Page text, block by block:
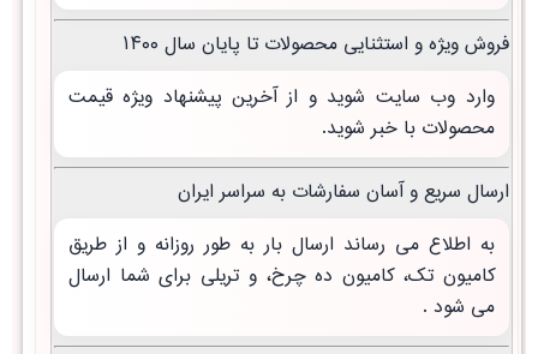
فروش ویژه و استثنایی محصولات تا پایان سال ۱۴۰۰
وارد وب سایت شوید و از آخرین پیشنهاد ویژه قیمت
محصولات با خبر شوید.
ارسال سریع و آسان سفارشات به سراسر ایران
به اطلاع می رساند ارسال بار به طور روزانه و از طریق
کامیون تک، کامیون ده چرخ، و تریلی برای شما ارسال
می شود .